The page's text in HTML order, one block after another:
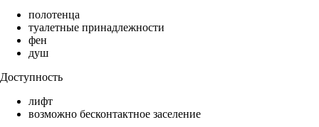
полотенца
туалетные принадлежности
фен
душ
Доступность
лифт
возможно бесконтактное заселение